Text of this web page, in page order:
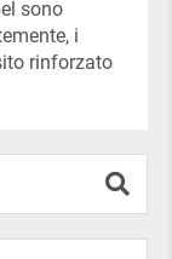
sono
i
rinforzato
di gas
sostituto
il
frenando o